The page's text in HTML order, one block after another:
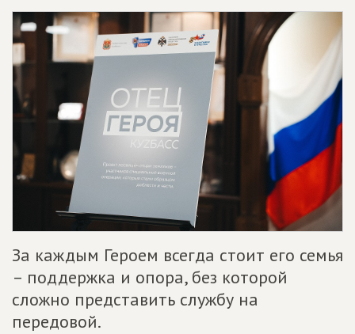
За каждым Героем всегда стоит его семья
– поддержка и опора, без которой
сложно представить службу на
передовой.